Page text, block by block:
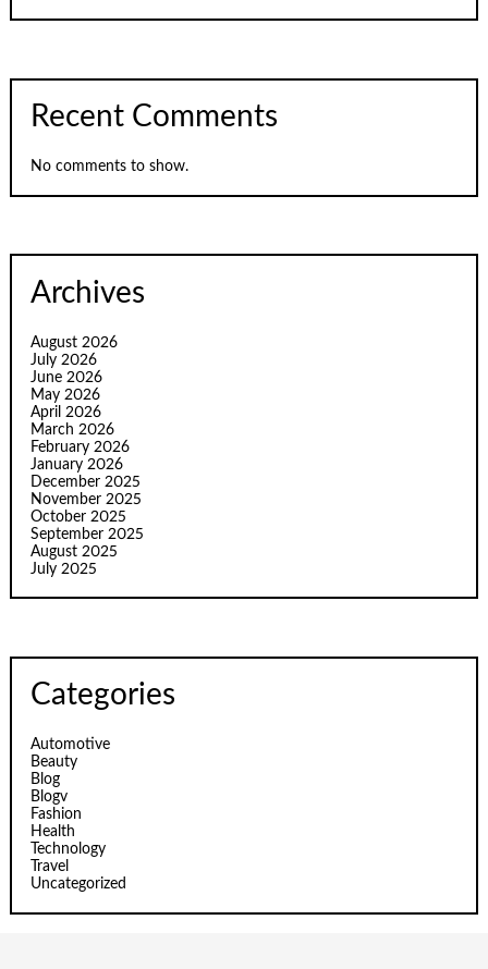
Recent Comments
No comments to show.
Archives
August 2026
July 2026
June 2026
May 2026
April 2026
March 2026
February 2026
January 2026
December 2025
November 2025
October 2025
September 2025
August 2025
July 2025
Categories
Automotive
Beauty
Blog
Blogv
Fashion
Health
Technology
Travel
Uncategorized